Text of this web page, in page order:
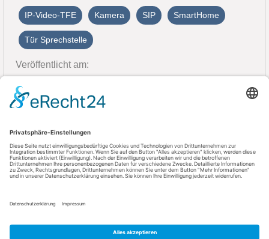
IP-Video-TFE Kamera SIP SmartHome
Tür Sprechstelle
Veröffentlicht am:
14. März 2019
Kontakt
AGFEO GmbH & Co. KG
33647 Bielefeld
Fax: +49 521 44709-98555
AGB